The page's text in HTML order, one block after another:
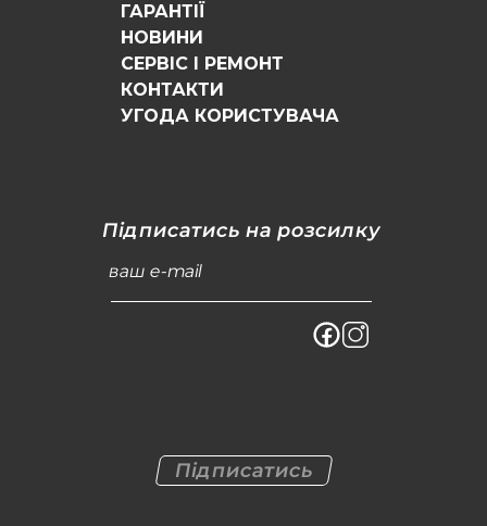
ГАРАНТІЇ
НОВИНИ
СЕРВІС І РЕМОНТ
КОНТАКТИ
УГОДА КОРИСТУВАЧА
Підписатись на розсилку
ваш e-mail
Підписатись